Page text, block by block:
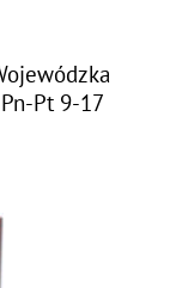
Pn-Pt 9-17